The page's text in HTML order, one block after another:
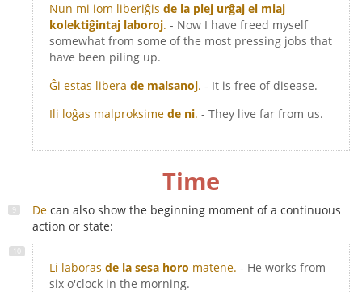
Nun mi iom liberiĝis de la plej urĝaj el miaj
kolektiĝintaj laboroj. - Now I have freed myself
somewhat from some of the most pressing jobs that
have been piling up.
Ĝi estas libera de malsanoj. - It is free of disease.
Ili loĝas malproksime de ni. - They live far from us.
Time
De can also show the beginning moment of a continuous
action or state:
Li laboras de la sesa horo matene. - He works from
six o'clock in the morning.